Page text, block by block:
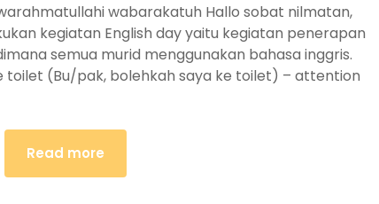
wabarakatuh Hallo sobat nilmatan,
kegiatan English day yaitu kegiatan penerapan
semua murid menggunakan bahasa inggris.
toilet (Bu/pak, bolehkah saya ke toilet) – attention
Read more